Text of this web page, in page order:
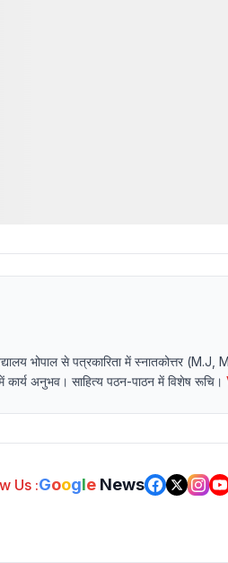
भोपाल से पत्रकारिता में
कार्य अनुभव। साहित्य पठन-पाठन में विशेष रूचि।
Us :Google News